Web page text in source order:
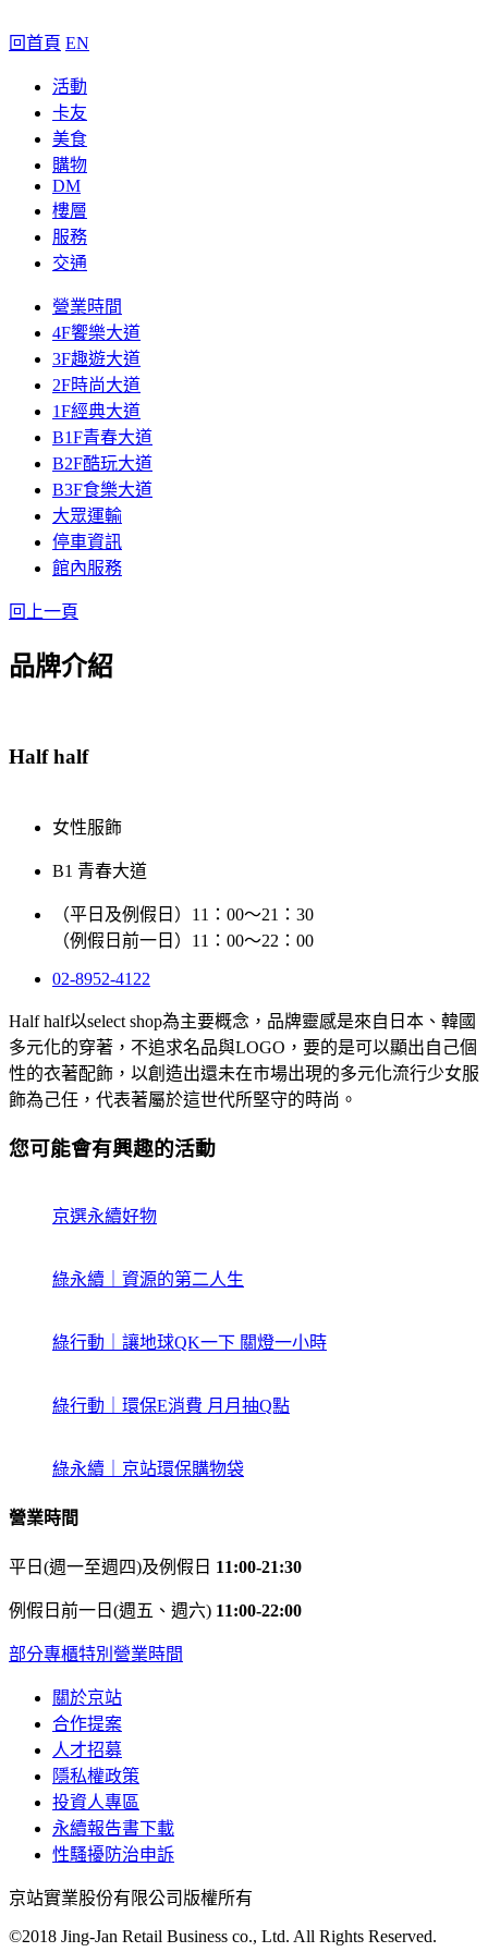
回首頁 EN
活動
卡友
美食
購物
DM
樓層
服務
交通
營業時間
4F饗樂大道
3F趣遊大道
2F時尚大道
1F經典大道
B1F青春大道
B2F酷玩大道
B3F食樂大道
大眾運輸
停車資訊
館內服務
回上一頁
品牌介紹
Half half
女性服飾
B1 青春大道
（平日及例假日）11：00～21：30
（例假日前一日）11：00～22：00
02-8952-4122
Half half以select shop為主要概念，品牌靈感是來自日本、韓國
多元化的穿著，不追求名品與LOGO，要的是可以顯出自己個
性的衣著配飾，以創造出還未在市場出現的多元化流行少女服
飾為己任，代表著屬於這世代所堅守的時尚。
您可能會有興趣的活動
京選永續好物
綠永續｜資源的第二人生
綠行動｜讓地球QK一下 關燈一小時
綠行動｜環保E消費 月月抽Q點
綠永續｜京站環保購物袋
營業時間
平日(週一至週四)及例假日 11:00-21:30
例假日前一日(週五、週六) 11:00-22:00
部分專櫃特別營業時間
關於京站
合作提案
人才招募
隱私權政策
投資人專區
永續報告書下載
性騷擾防治申訴
京站實業股份有限公司版權所有
©2018 Jing-Jan Retail Business co., Ltd. All Rights Reserved.